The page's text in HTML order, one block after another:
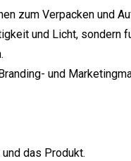
zum Verpacken und
und Licht,
und
das Produkt.